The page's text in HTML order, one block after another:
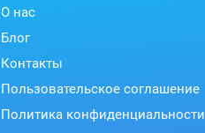
О нас
Блог
Контакты
Пользовательское соглашение
Политика конфиденциальности